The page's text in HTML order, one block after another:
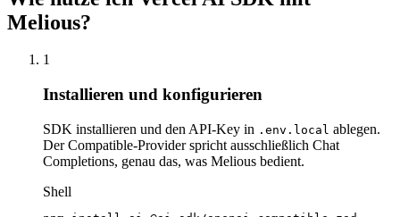
Melious?
1
Installieren und konfigurieren
SDK installieren und den API-Key in .env.local ablegen.
Der Compatible-Provider spricht ausschließlich Chat
Completions, genau das, was Melious bedient.
Shell